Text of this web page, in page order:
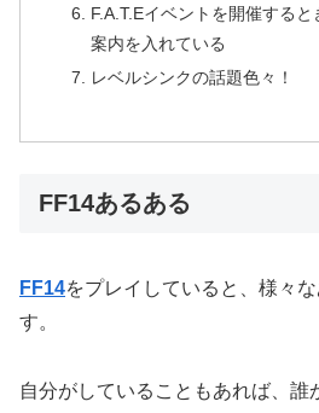
F.A.T.Eイベントを開催する
案内を入れている
レベルシンクの話題色々！
FF14あるある
FF14をプレイしていると、様々
す。
自分がしていることもあれば、誰